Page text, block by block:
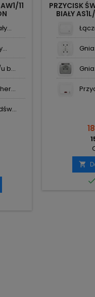
11
b...
PRZYCISK
BIAŁY

